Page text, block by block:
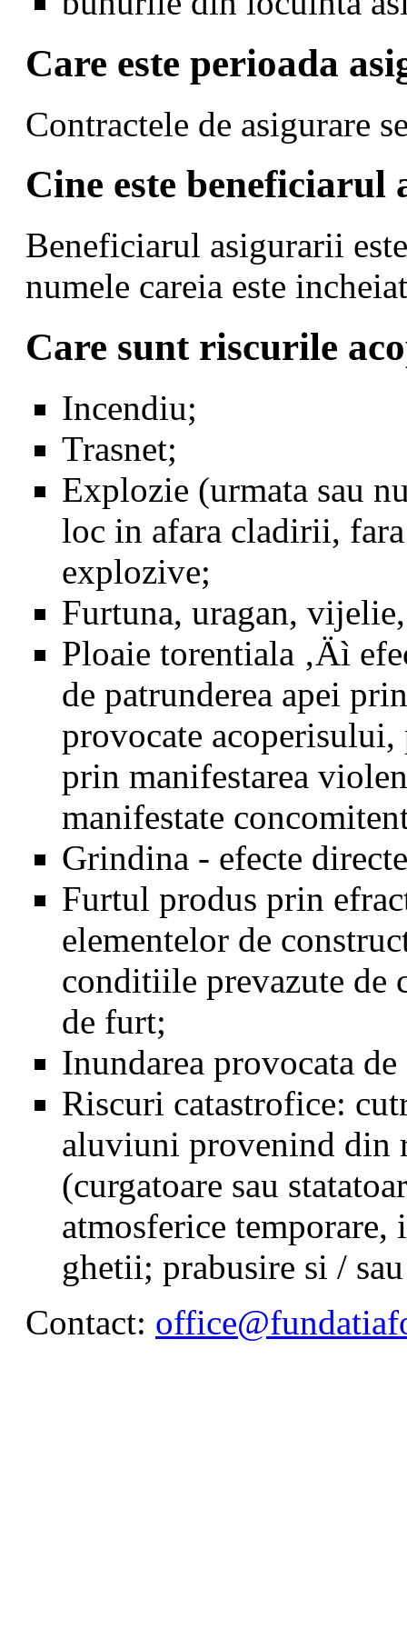
Care este perioada
Contractele de asigurare
Cine este beneficiarul
Beneficiarul asigurarii
numele careia este
Care sunt riscurile
Incendiu;
Trasnet;
Explozie (urmata sau
loc in afara cladirii,
explozive;
Furtuna, uragan,
Ploaie torentiala ‚Äì
de patrunderea apei
provocate
prin manifestarea
manifestate
Grindina - efecte
Furtul produs prin
elementelor de
conditiile prevazute de
de furt;
Inundarea provocata
Riscuri catastrofice:
aluviuni provenind din
(curgatoare sau
atmosferice
ghetii; prabusire si /
Contact: